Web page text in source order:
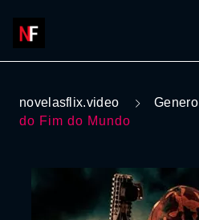
novelasflix.video Genero
do Fim do Mundo